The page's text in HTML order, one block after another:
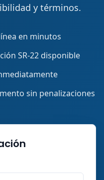
y términos.
en minutos
SR-22 disponible
sin penalizaciones